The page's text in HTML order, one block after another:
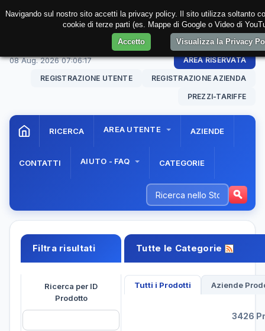
08 Aug. 202607:06:18 AREA RISERVATA
REGISTRAZIONE UTENTE REGISTRAZIONE AZIENDA
PREZZI-TARIFFE
RICERCA AREA UTENTE AZIENDE
CONTATTI AIUTO - FAQ CATEGORIE
Filtra risultati
Ricerca per ID
Prodotto
Tutte le Categorie
Tutti i Prodotti Aziende
3426
Navigando sul nostro sito accetti la privacy policy. Il sito utilizza soltanto
cookie di terze parti (es. Mappe di Google o Video di
Accetto
Visualizza la Privacy